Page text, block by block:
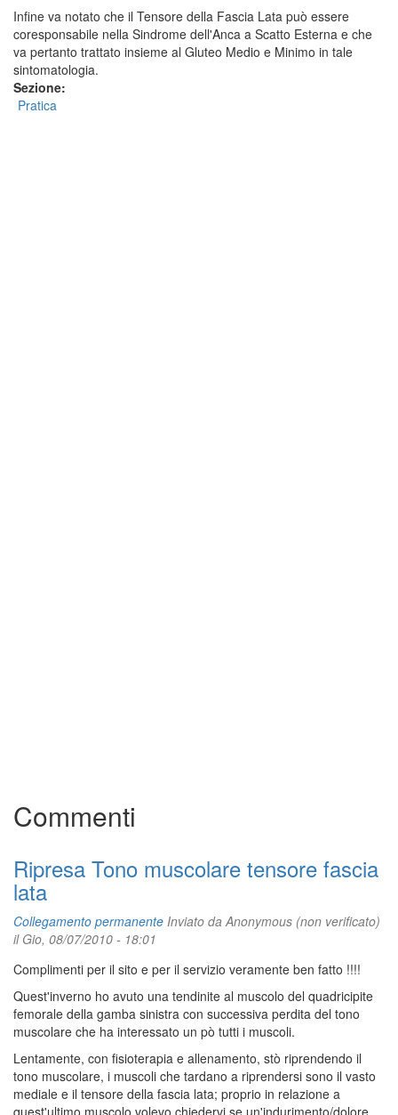
Infine va notato che il Tensore della Fascia Lata può essere
coresponsabile nella Sindrome dell'Anca a Scatto Esterna e che
va pertanto trattato insieme al Gluteo Medio e Minimo in tale
sintomatologia.
Sezione:
Pratica
Commenti
Ripresa Tono muscolare tensore fascia
lata
Collegamento permanente Inviato daAnonymous (non verificato)
il Gio, 08/07/2010 - 18:01
Complimenti per il sito e per il servizio veramente ben fatto !!!!
Quest'inverno ho avuto una tendinite al muscolo del quadricipite
femorale della gamba sinistra con successiva perdita del tono
muscolare che ha interessato un pò tutti i muscoli.
Lentamente, con fisioterapia e allenamento, stò riprendendo il
tono muscolare, i muscoli che tardano a riprendersi sono il vasto
mediale e il tensore della fascia lata; proprio in relazione a